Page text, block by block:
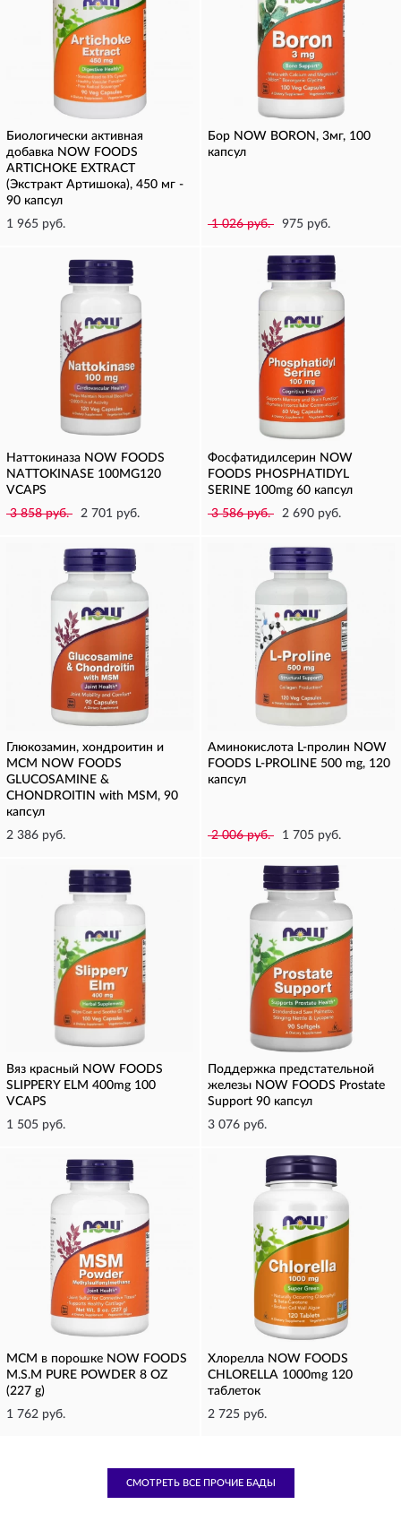
Биологически активная
добавка NOW FOODS
ARTICHOKE EXTRACT
(Экстракт Артишока), 450 мг -
90 капсул
1 965 руб.
Бор NOW BORON, 3мг, 100
капсул
1 026 руб. 975 руб.
Наттокиназа NOW FOODS
NATTOKINASE 100MG120
VCAPS
3 858 руб.
2 701 руб.
Фосфатидилсерин NOW
FOODS PHOSPHATIDYL
SERINE 100mg 60 капсул
3 586 руб.
2 690 руб.
Глюкозамин, хондроитин и
МСМ NOW FOODS
GLUCOSAMINE &
CHONDROITIN with MSM, 90
капсул
2 386 руб.
Аминокислота L-пролин NOW
FOODS L-PROLINE 500 mg, 120
капсул
2 006 руб. 1 705 руб.
Вяз красный NOW FOODS
SLIPPERY ELM 400mg 100
VCAPS
1 505 руб.
Поддержка предстательной
железы NOW FOODS Prostate
Support 90 капсул
3 076 руб.
МСМ в порошке NOW FOODS
M.S.M PURE POWDER 8 OZ
(227 g)
1 762 руб.
Хлорелла NOW FOODS
CHLORELLA 1000mg 120
таблеток
2 725 руб.
СМОТРЕТЬ ВСЕ ПРОЧИЕ БАДЫ